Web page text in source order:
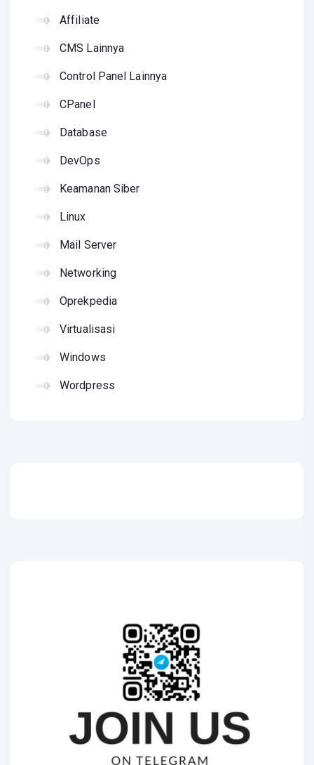
Affiliate
CMS Lainnya
Control Panel Lainnya
CPanel
Database
DevOps
Keamanan Siber
Linux
Mail Server
Networking
Oprekpedia
Virtualisasi
Windows
Wordpress